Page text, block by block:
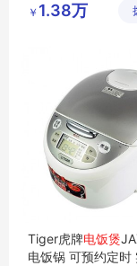
静音跑步机
￥ 1.38万
Tiger虎牌电饭煲
电饭锅 可预约定时